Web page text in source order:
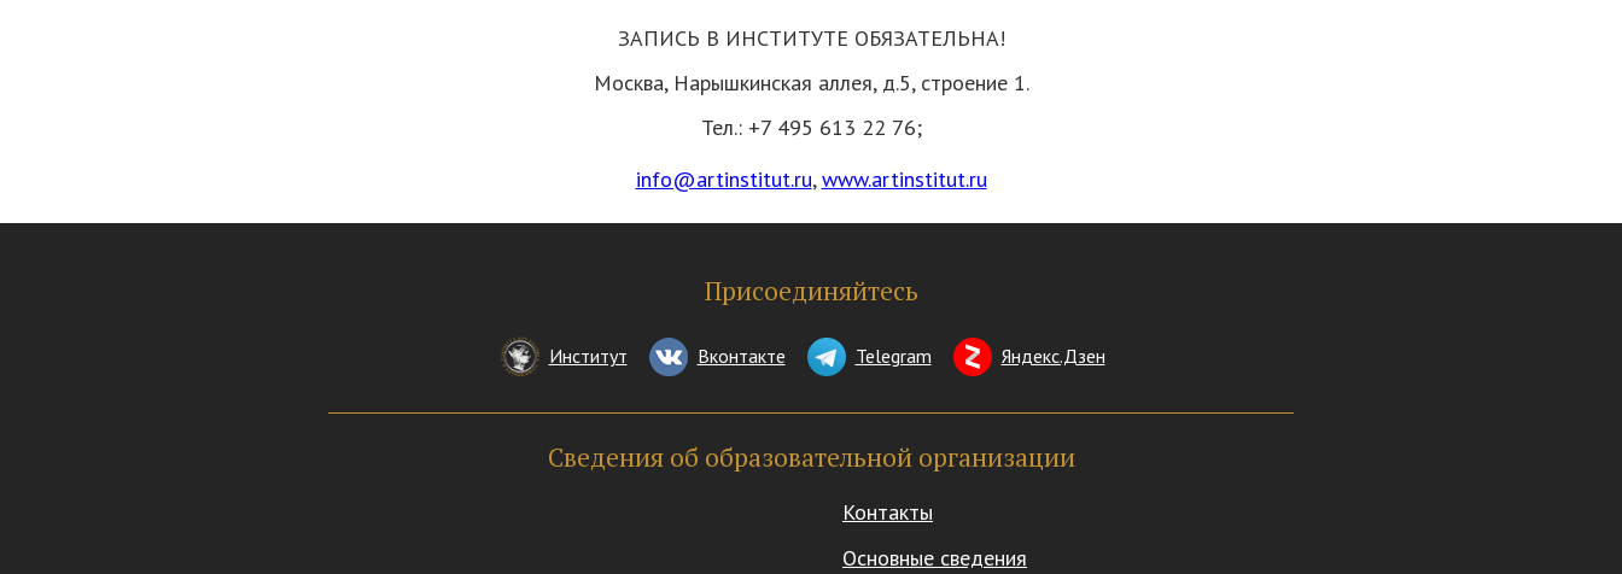
ЗАПИСЬ В ИНСТИТУТЕ ОБЯЗАТЕЛЬНА!
Москва, Нарышкинская аллея, д.5, строение 1.
Тел.: +7 495 613 22 76;
info@artinstitut.ru,www.artinstitut.ru
Присоединяйтесь
Институт Вконтакте Telegram Яндекс.Дзен
Сведения об образовательной организации
Контакты
Основные сведения